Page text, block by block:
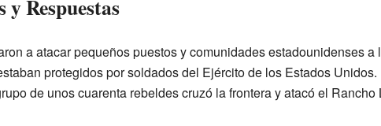
Respuestas
a atacar pequeños puestos y comunidades estadounidenses
protegidos por soldados del Ejército de los Estados
de unos cuarenta rebeldes cruzó la frontera y atacó el